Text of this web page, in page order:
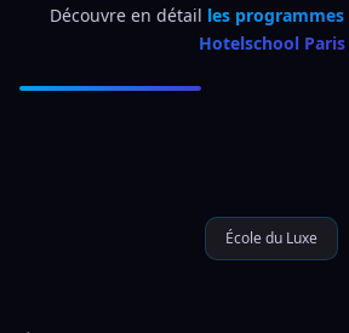
Découvre en détail les
Hotelschool Paris
École du Luxe